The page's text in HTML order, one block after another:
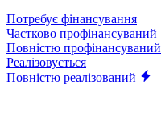
Потребує фінансування
Частково профінансуваний
Повністю профінансуваний
Реалізовується
Повністю реалізований